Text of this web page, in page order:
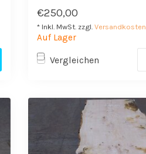
€250,00
* Inkl. MwSt. zzgl. Versandkosten
Auf Lager
Vergleichen